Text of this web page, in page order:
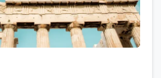
0